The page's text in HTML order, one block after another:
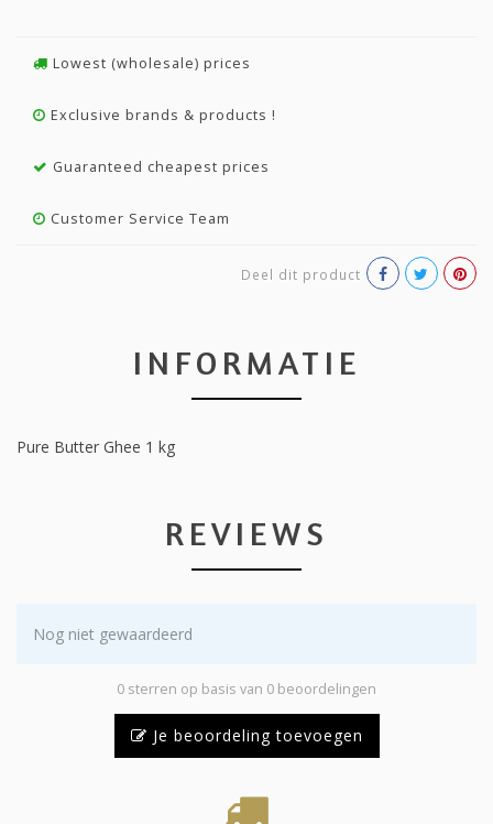
Lowest (wholesale) prices
Exclusive brands & products !
Guaranteed cheapest prices
Customer Service Team
Deel dit product
INFORMATIE
Pure Butter Ghee 1 kg
REVIEWS
Nog niet gewaardeerd
0 sterren op basis van 0 beoordelingen
Je beoordeling toevoegen